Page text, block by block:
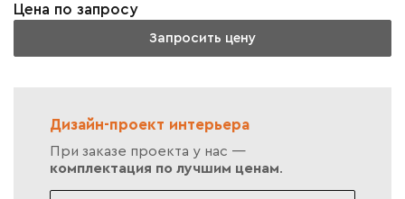
Цена по запросу
Запросить цену
Дизайн-проект интерьера
При заказе проекта у нас —
комплектация по лучшим ценам.